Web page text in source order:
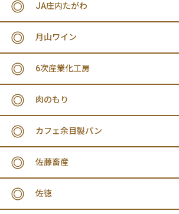
JA庄内たがわ
月山ワイン
6次産業化工房
肉のもり
カフェ余目製パン
佐藤畜産
佐徳